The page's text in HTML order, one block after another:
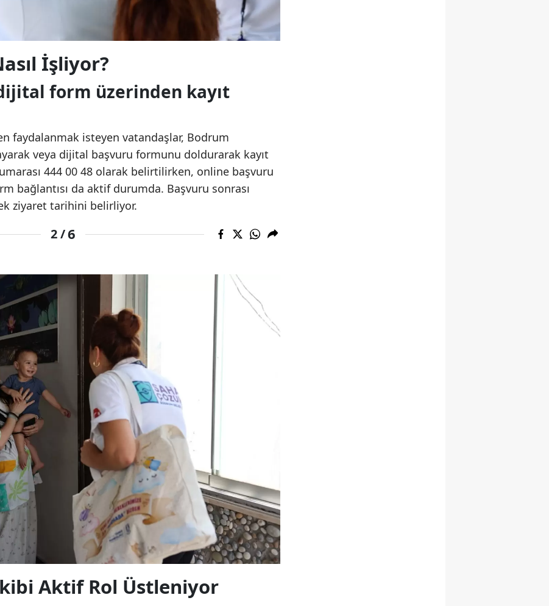
İşliyor?
form üzerinden kayıt
faydalanmak isteyen vatandaşlar, Bodrum
veya dijital başvuru formunu doldurarak kayıt
444 00 48 olarak belirtilirken, online başvuru
bağlantısı da aktif durumda. Başvuru sonrası
ziyaret tarihini belirliyor.
2 /6
Aktif Rol Üstleniyor